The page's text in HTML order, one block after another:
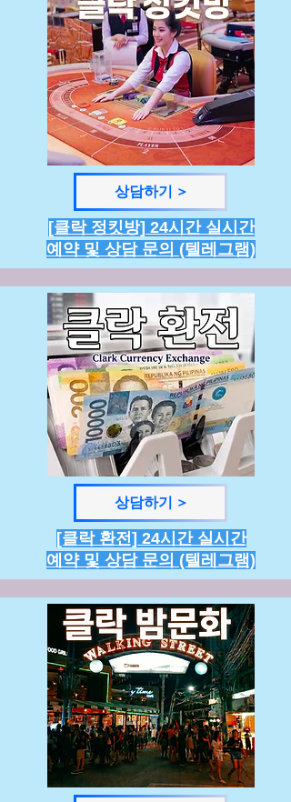
상담하기 >
[클락 정킷방] 24시간 실시간
예약 및 상담 문의 (텔레그램)
상담하기 >
[클락 환전] 24시간 실시간
예약 및 상담 문의 (텔레그램)